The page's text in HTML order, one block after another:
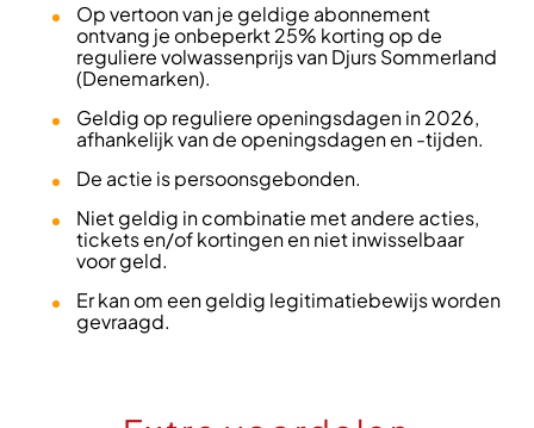
Op vertoon van je geldige abonnement
ontvang je onbeperkt 25% korting op de
reguliere volwassenprijs van Djurs Sommerland
(Denemarken).
Geldig op reguliere openingsdagen in 2026,
afhankelijk van de openingsdagen en -tijden.
De actie is persoonsgebonden.
Niet geldig in combinatie met andere acties,
tickets en/of kortingen en niet inwisselbaar
voor geld.
Er kan om een geldig legitimatiebewijs worden
gevraagd.